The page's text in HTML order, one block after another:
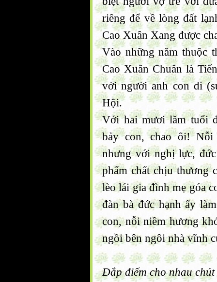
riêng để về lòng đất
Cao Xuân Xang được
Vào những năm thuộc
Cao Xuân Chuân là
với người anh con dì
Hội.
Với hai mươi lăm tuổi
bảy con, chao ôi! Nỗi
nhưng với nghị lực,
phẩm chất chịu thương
lèo lái gia đình mẹ góa
đàn bà đức hạnh ấy
con, nỗi niềm hương
ngồi bên ngôi nhà vĩnh
Đắp điếm cho nhau